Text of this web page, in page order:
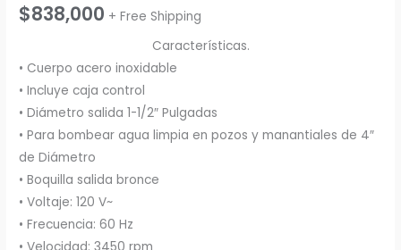
$838,000 + Free Shipping
Características.
• Cuerpo acero inoxidable
• Incluye caja control
• Diámetro salida 1-1/2″ Pulgadas
• Para bombear agua limpia en pozos y manantiales de 4″
de Diámetro
• Boquilla salida bronce
• Voltaje: 120 V~
• Frecuencia: 60 Hz